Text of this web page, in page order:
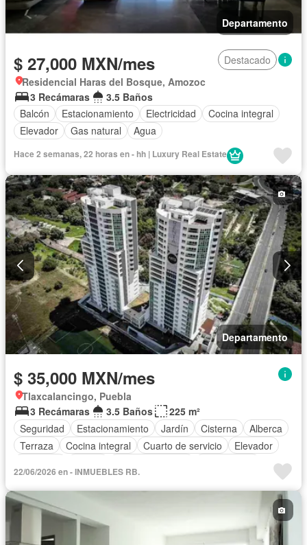
Departamento
$ 27,000 MXN/mes
Destacado
Residencial Haras del Bosque, Amozoc
3 Recámaras
3.5 Baños
Balcón
Estacionamiento Electricidad
Cocina integral
Elevador
Gas natural Agua
Hace 2 semanas, 22 horas en - hh | Luxury Real Estate
Departamento
$ 35,000 MXN/mes
Tlaxcalancingo, Puebla
3 Recámaras
3.5 Baños
225 m²
Seguridad
Estacionamiento Jardín Cisterna
Alberca
Terraza
Cocina integral Cuarto de servicio
Elevador
Sala polivalente
Cancha de tenis
Zonas verdes
22/06/2026 en - INMUEBLES RB.